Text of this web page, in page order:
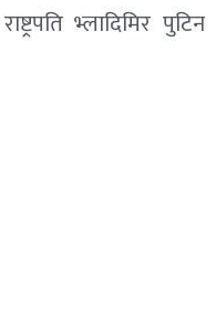
भ्लादिमिर पुटिन